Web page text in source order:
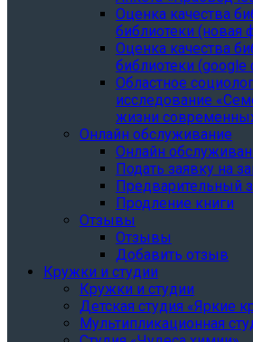
Oценка качества
библиотеки (новая
Oценка качества
библиотеки
Областное
исследование
жизни
Онлайн обслуживание
Онлайн
Подать заявку на
Предварительный
Продление книги
Отзывы
Отзывы
Добавить отзыв
Кружки и студии
Кружки и студии
Детская студия «Яркие
Мультипликационная